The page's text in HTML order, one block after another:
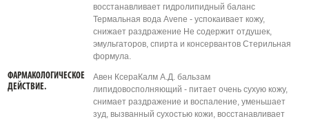
восстанавливает гидролипидный баланс
Термальная вода Avene - успокаивает кожу,
снижает раздражение Не содержит отдушек,
эмульгаторов, спирта и консервантов Стерильная
формула.
ФАРМАКОЛОГИЧЕСКОЕ
ДЕЙСТВИЕ.
Авен КсераКалм А.Д. бальзам
липидовосполняющий - питает очень сухую кожу,
снимает раздражение и воспаление, уменьшает
зуд, вызванный сухостью кожи, восстанавливает